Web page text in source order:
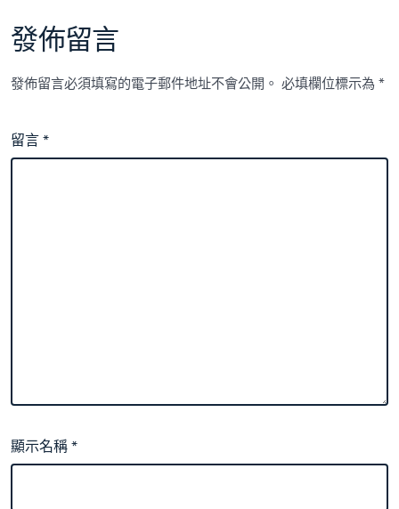
發佈留言
發佈留言必須填寫的電子郵件地址不會公開。 必填欄位標示為*
留言*
顯示名稱*